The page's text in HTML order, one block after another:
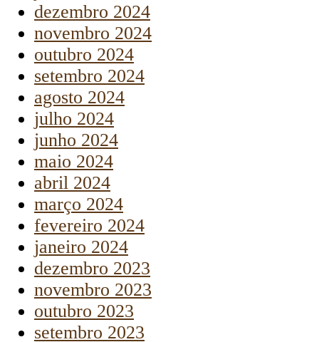
dezembro 2024
novembro 2024
outubro 2024
setembro 2024
agosto 2024
julho 2024
junho 2024
maio 2024
abril 2024
março 2024
fevereiro 2024
janeiro 2024
dezembro 2023
novembro 2023
outubro 2023
setembro 2023